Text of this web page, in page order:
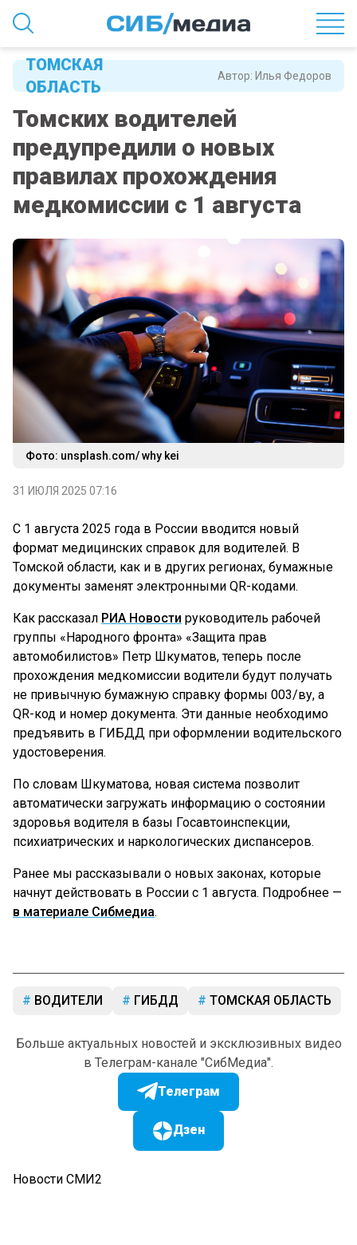
Автор: Илья Федоров
ТОМСКАЯ
ОБЛАСТЬ
Томских водителей
предупредили о новых
правилах прохождения
медкомиссии с 1 августа
Фото: unsplash.com/ why kei
31 ИЮЛЯ 2025 07:16
С 1 августа 2025 года в России вводится новый
формат медицинских справок для водителей. В
Томской области, как и в других регионах, бумажные
документы заменят электронными QR-кодами.
Как рассказал РИА Новости руководитель рабочей
группы «Народного фронта» «Защита прав
автомобилистов» Петр Шкуматов, теперь после
прохождения медкомиссии водители будут получать
не привычную бумажную справку формы 003/ву, а
QR-код и номер документа. Эти данные необходимо
предъявить в ГИБДД при оформлении водительского
удостоверения.
По словам Шкуматова, новая система позволит
автоматически загружать информацию о состоянии
здоровья водителя в базы Госавтоинспекции,
психиатрических и наркологических диспансеров.
Ранее мы рассказывали о новых законах, которые
начнут действовать в России с 1 августа. Подробнее —
в материале Сибмедиа.
ВОДИТЕЛИ ГИБДД ТОМСКАЯ ОБЛАСТЬ
Больше актуальных новостей и эксклюзивных видео
в Телеграм-канале "СибМедиа".
Телеграм
Дзен
Новости СМИ2